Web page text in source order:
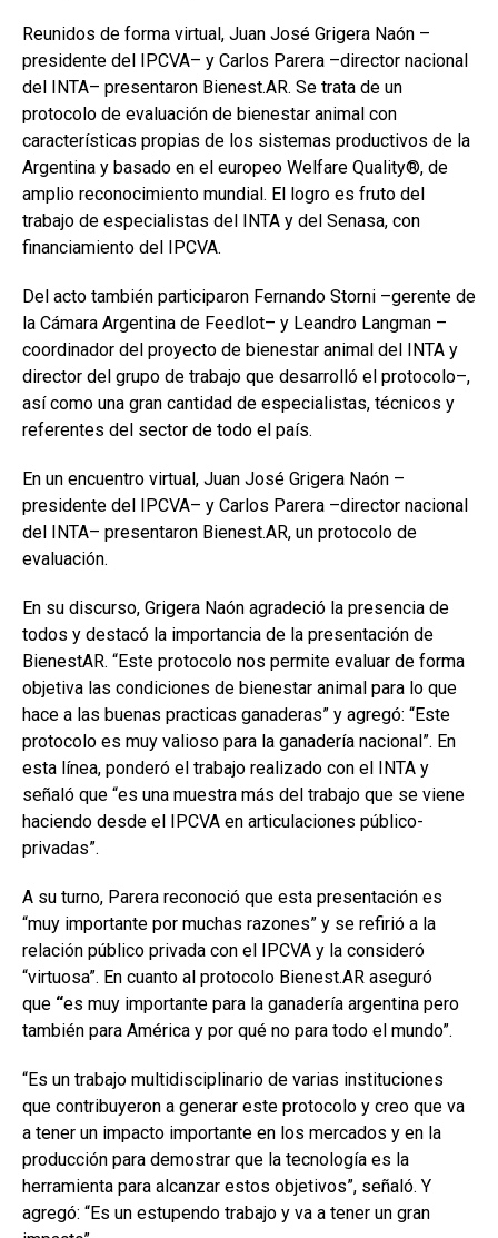
Reunidos de forma virtual, Juan José Grigera Naón –
presidente del IPCVA– y Carlos Parera –director nacional
del INTA– presentaron Bienest.AR. Se trata de un
protocolo de evaluación de bienestar animal con
características propias de los sistemas productivos de la
Argentina y basado en el europeo Welfare Quality®, de
amplio reconocimiento mundial. El logro es fruto del
trabajo de especialistas del INTA y del Senasa, con
financiamiento del IPCVA.
Del acto también participaron Fernando Storni –gerente de
la Cámara Argentina de Feedlot– y Leandro Langman –
coordinador del proyecto de bienestar animal del INTA y
director del grupo de trabajo que desarrolló el protocolo–,
así como una gran cantidad de especialistas, técnicos y
referentes del sector de todo el país.
En un encuentro virtual, Juan José Grigera Naón –
presidente del IPCVA– y Carlos Parera –director nacional
del INTA– presentaron Bienest.AR, un protocolo de
evaluación.
En su discurso, Grigera Naón agradeció la presencia de
todos y destacó la importancia de la presentación de
BienestAR. “Este protocolo nos permite evaluar de forma
objetiva las condiciones de bienestar animal para lo que
hace a las buenas practicas ganaderas” y agregó: “Este
protocolo es muy valioso para la ganadería nacional”. En
esta línea, ponderó el trabajo realizado con el INTA y
señaló que “es una muestra más del trabajo que se viene
haciendo desde el IPCVA en articulaciones público-
privadas”.
A su turno, Parera reconoció que esta presentación es
“muy importante por muchas razones” y se refirió a la
relación público privada con el IPCVA y la consideró
“virtuosa”. En cuanto al protocolo Bienest.AR aseguró
que “es muy importante para la ganadería argentina pero
también para América y por qué no para todo el mundo”.
“Es un trabajo multidisciplinario de varias instituciones
que contribuyeron a generar este protocolo y creo que va
a tener un impacto importante en los mercados y en la
producción para demostrar que la tecnología es la
herramienta para alcanzar estos objetivos”, señaló. Y
agregó: “Es un estupendo trabajo y va a tener un gran